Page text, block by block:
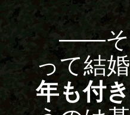
――そ
って結
年も付